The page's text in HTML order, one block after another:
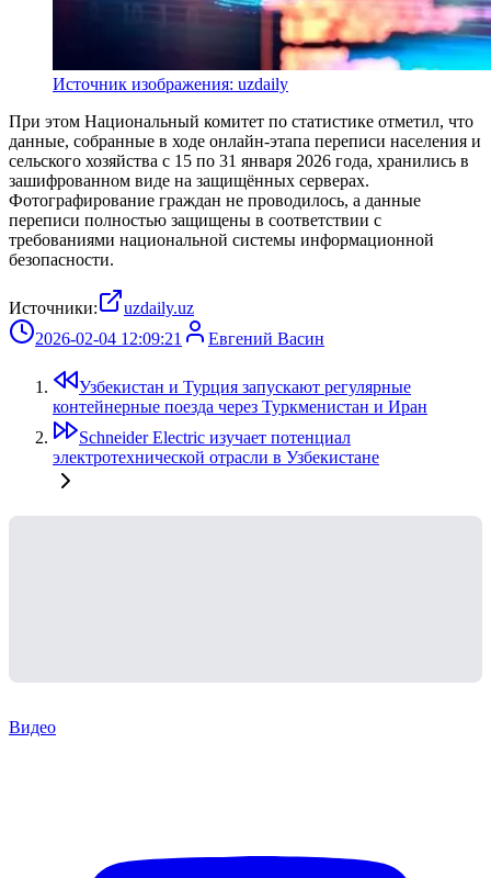
Источник изображения: uzdaily
При этом Национальный комитет по статистике отметил, что
данные, собранные в ходе онлайн-этапа переписи населения и
сельского хозяйства с 15 по 31 января 2026 года, хранились в
зашифрованном виде на защищённых серверах.
Фотографирование граждан не проводилось, а данные
переписи полностью защищены в соответствии с
требованиями национальной системы информационной
безопасности.
Источники:
uzdaily.uz
2026-02-04 12:09:21
Евгений Васин
Узбекистан и Турция запускают регулярные
контейнерные поезда через Туркменистан и Иран
Schneider Electric изучает потенциал
электротехнической отрасли в Узбекистане
Видео